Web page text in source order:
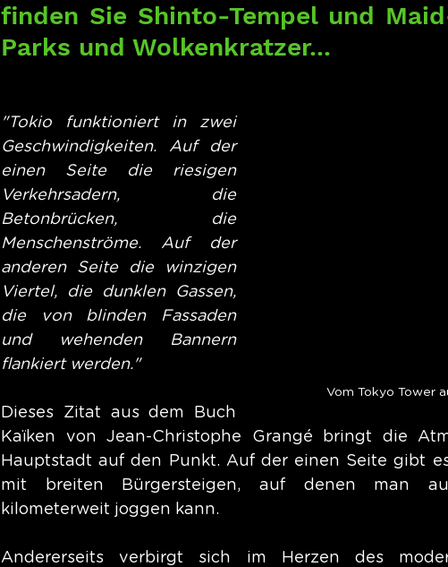
finden Sie Shinto-Tempel und
Parks und Wolkenkratzer...
Vom Tokyo Tower
"Tokio funktioniert in zwei
Geschwindigkeiten. Auf der
einen Seite die riesigen
Verkehrsadern, die
Betonbrücken, die
Menschenströme. Auf der
anderen Seite die winzigen
Viertel, die dunklen Gassen,
die von blinden Fassaden
und wehenden Bannern
flankiert werden."
Dieses Zitat aus dem Buch
Kaïken von Jean-Christophe Grangé bringt die
Hauptstadt auf den Punkt. Auf der einen Seite gibt
mit breiten Bürgersteigen, auf denen man
kilometerweit joggen kann.
Andererseits verbirgt sich im Herzen des